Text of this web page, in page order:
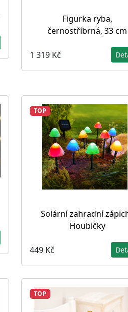
Figurka ryba,
černostříbrná, 33 cm
1 319 Kč
TOP
Solární zahradní
Houbičky
449 Kč
TOP